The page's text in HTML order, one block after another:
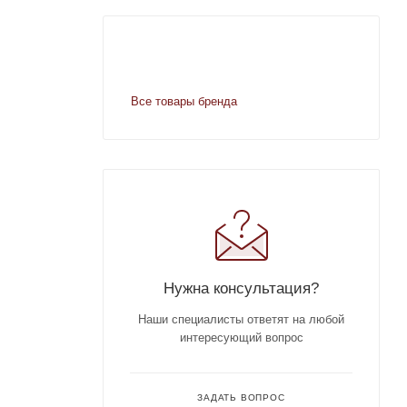
Все товары бренда
Нужна консультация?
Наши специалисты ответят на любой
интересующий вопрос
ЗАДАТЬ ВОПРОС